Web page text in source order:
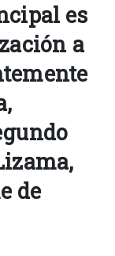
es
a
de